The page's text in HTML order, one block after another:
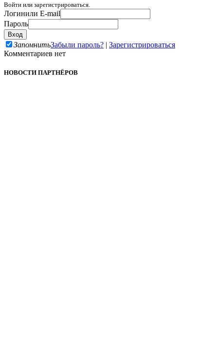
Войти или зарегистрироваться.
Логинили E-mail
Пароль
ЗапомнитьЗабыли пароль? | Зарегистрироваться
Комментариев нет
НОВОСТИ ПАРТНЁРОВ